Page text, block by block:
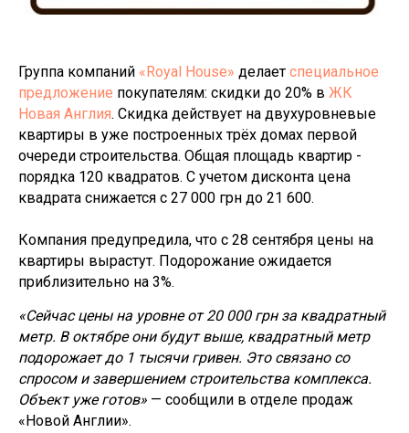
Группа компаний «Royal House» делает специальное
предложение покупателям: скидки до 20% в ЖК
Новая Англия. Скидка действует на двухуровневые
квартиры в уже построенных трёх домах первой
очереди строительства. Общая площадь квартир -
порядка 120 квадратов. С учетом дисконта цена
квадрата снижается с 27 000 грн до 21 600.
Компания предупредила, что с 28 сентября цены на
квартиры вырастут. Подорожание ожидается
приблизительно на 3%.
«Сейчас цены на уровне от 20 000 грн за квадратный
метр. В октябре они будут выше, квадратный метр
подорожает до 1 тысячи гривен. Это связано со
спросом и завершением строительства комплекса.
Объект уже готов» — сообщили в отделе продаж
«Новой Англии».